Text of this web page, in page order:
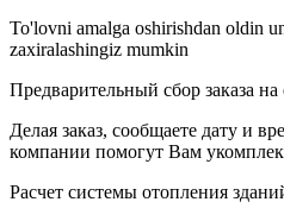
To'lovni amalga oshirishdan oldin
zaxiralashingiz mumkin
Предварительный сбор заказа на
Делая заказ, сообщаете дату и
компании помогут Вам
Расчет системы отопления